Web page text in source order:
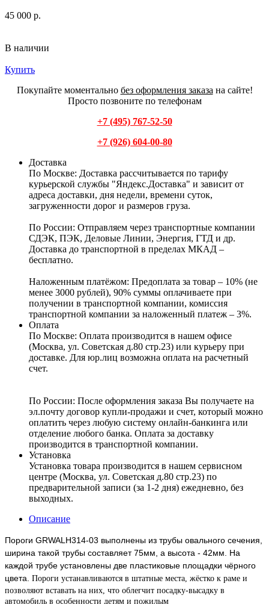
45 000 р.
В наличии
Купить
Покупайте моментально без оформления заказа на сайте!
Просто позвоните по телефонам
+7 (495) 767-52-50
+7 (926) 604-00-80
Доставка
По Москве: Доставка рассчитывается по тарифу
курьерской службы "Яндекс.Доставка" и зависит от
адреса доставки, дня недели, времени суток,
загруженности дорог и размеров груза.
По России: Отправляем через транспортные компании
СДЭК, ПЭК, Деловые Линии, Энергия, ГТД и др.
Доставка до транспортной в пределах МКАД –
бесплатно.
Наложенным платёжом: Предоплата за товар – 10% (не
менее 3000 рублей), 90% суммы оплачиваете при
получении в транспортной компании, комиссия
транспортной компании за наложенный платеж – 3%.
Оплата
По Москве: Оплата производится в нашем офисе
(Москва, ул. Советская д.80 стр.23) или курьеру при
доставке. Для юр.лиц возможна оплата на расчетный
счет.
По России: После оформления заказа Вы получаете на
эл.почту договор купли-продажи и счет, который можно
оплатить через любую систему онлайн-банкинга или
отделение любого банка. Оплата за доставку
производится в транспортной компании.
Установка
Установка товара производится в нашем сервисном
центре (Москва, ул. Советская д.80 стр.23) по
предварительной записи (за 1-2 дня) ежедневно, без
выходных.
Описание
Пороги GRWALH314-03 выполнены из трубы овального сечения,
ширина такой трубы составляет 75мм, а высота - 42мм. На
каждой трубе установлены две пластиковые площадки чёрного
цвета. Пороги устанавливаются в штатные места, жёстко к раме и
позволяют вставать на них, что облегчит посадку-высадку в
автомобиль в особенности детям и пожилым